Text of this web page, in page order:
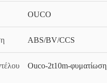
OUCO
ABS/BV/CCS
Ouco-2t10m-φυματίωση